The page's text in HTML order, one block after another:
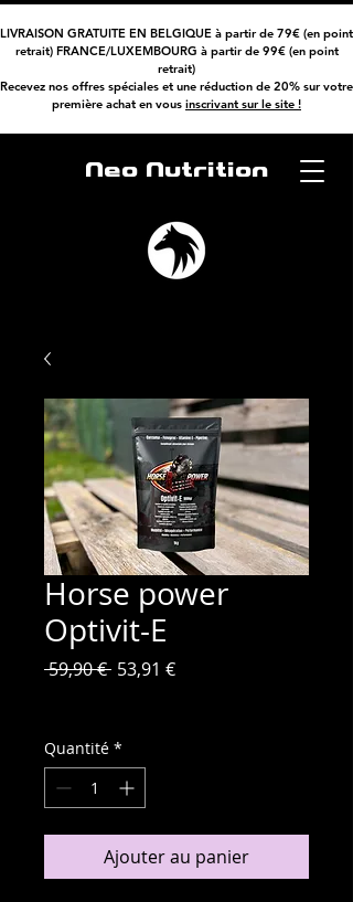
LIVRAISON GRATUITE EN BELGIQUE à partir de 79€ (en point
retrait) FRANCE/LUXEMBOURG à partir de 99€ (en point
retrait)
Recevez nos offres spéciales et une réduction de 20% sur votre
première achat en vous inscrivant sur le site !
Neo Nutrition
Horse power
Optivit-E
59,90 € Prix
53,91 €Prix
Quantité *
Ajouter au panier